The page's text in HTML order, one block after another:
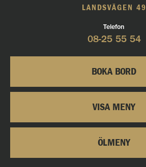
LANDSVÄGEN 49
Telefon
08-25 55 54
BOKA BORD
VISA MENY
ÖLMENY